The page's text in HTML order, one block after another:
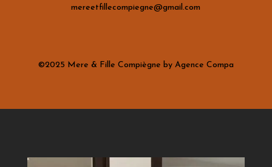
mereetfillecompiegne@gmail.com
©2025 Mere & Fille Compiègne by Agence Compa